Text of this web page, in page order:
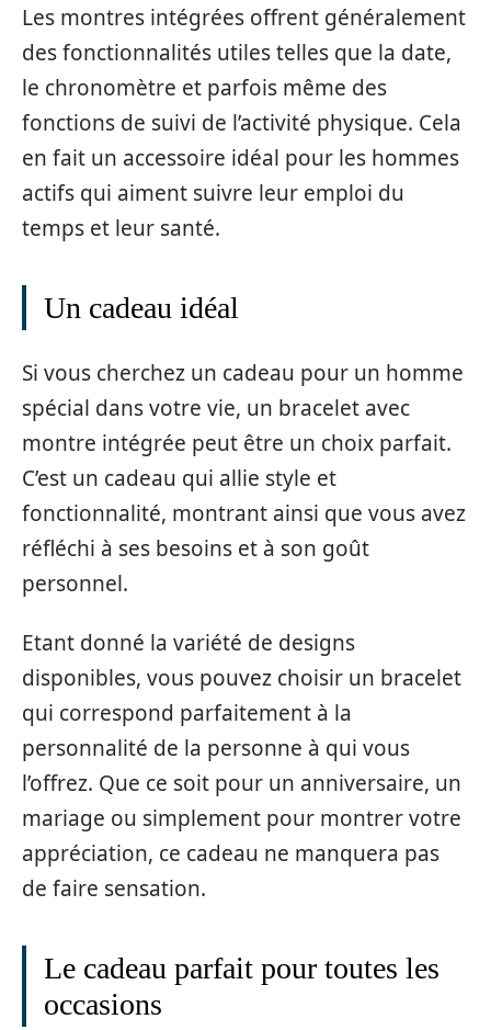
Les montres intégrées offrent généralement
des fonctionnalités utiles telles que la date,
le chronomètre et parfois même des
fonctions de suivi de l’activité physique. Cela
en fait un accessoire idéal pour les hommes
actifs qui aiment suivre leur emploi du
temps et leur santé.
Un cadeau idéal
Si vous cherchez un cadeau pour un homme
spécial dans votre vie, un bracelet avec
montre intégrée peut être un choix parfait.
C’est un cadeau qui allie style et
fonctionnalité, montrant ainsi que vous avez
réfléchi à ses besoins et à son goût
personnel.
Etant donné la variété de designs
disponibles, vous pouvez choisir un bracelet
qui correspond parfaitement à la
personnalité de la personne à qui vous
l’offrez. Que ce soit pour un anniversaire, un
mariage ou simplement pour montrer votre
appréciation, ce cadeau ne manquera pas
de faire sensation.
Le cadeau parfait pour toutes les
occasions